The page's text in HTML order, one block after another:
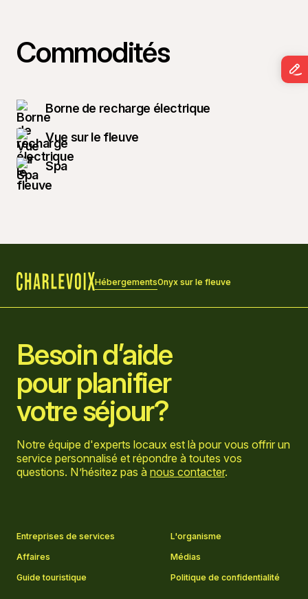
Commodités
Borne de recharge électrique
Vue sur le fleuve
Spa
HébergementsOnyx sur le fleuve
Besoin d’aide
pour planifier
votre séjour?
Notre équipe d'experts locaux est là pour vous offrir un
service personnalisé et répondre à toutes vos
questions. N’hésitez pas à nous contacter.
Entreprises de services
L'organisme
Affaires
Médias
Guide touristique
Politique de confidentialité